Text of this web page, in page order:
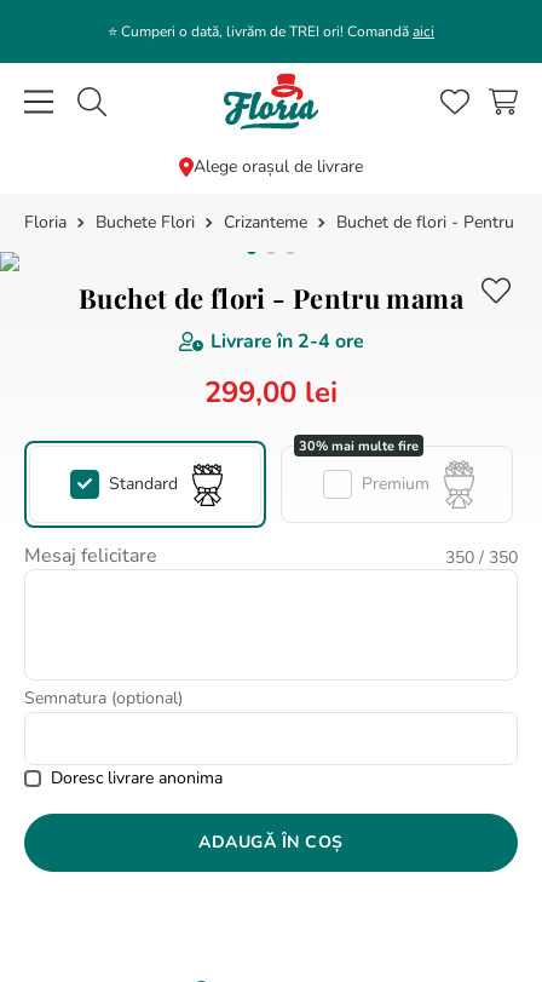
⭐️ Cumperi o dată, livrăm de TREI ori! Comandăaici
Caută flori, plante, cadouri...
Alege orașul de livrare
Buchete Flori Crizanteme Buchet de flori - Pentru
Buchet de flori - Pentru mama
Livrare în 2-4 ore
299,00 lei
Standard Premium
Mesaj felicitare 350 / 350
Semnatura (optional)
Doresc livrare anonima
ADAUGĂ ÎN COȘ
CĂUTĂRI POPULARE
trandafir
hortensie
7.
8.
buchet trandafiri